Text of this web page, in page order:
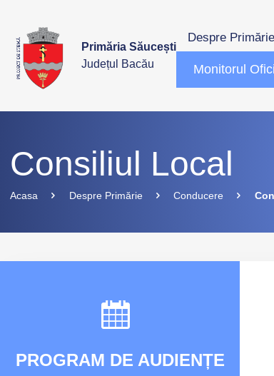
Primăria Săucești
Județul Bacău
Despre Primărie
Monitorul
Consiliul Local
Acasa Despre Primărie Conducere
PROGRAM DE AUDIENȚE